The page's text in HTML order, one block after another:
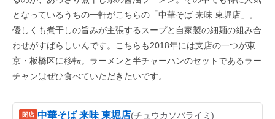
となっているうちの一軒がこちらの「中華そば 来味 東堀店」。
優しくも煮干しの旨みが主張するスープと自家製の細麺の組み合
わせがすばらしいんです。こちらも2018年には支店の一つが東
京・板橋区に移転。ラーメンと半チャーハンのセットであるラー
チャンはぜひ食べていただきたいです。